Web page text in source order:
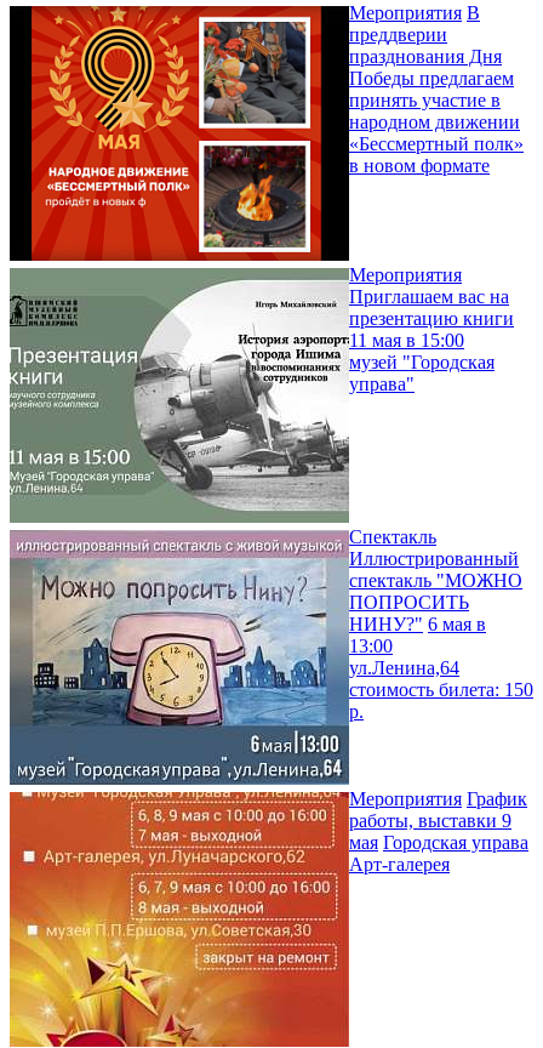
Мероприятия В
преддверии
празднования Дня
Победы предлагаем
принять участие в
народном движении
«Бессмертный полк»
в новом формате
Мероприятия
Приглашаем вас на
презентацию книги
11 мая в 15:00
музей "Городская
управа"
Спектакль
Иллюстрированный
спектакль "МОЖНО
ПОПРОСИТЬ
НИНУ?" 6 мая в
13:00
ул.Ленина,64
стоимость билета: 150
р.
Мероприятия График
работы, выставки 9
мая Городская управа
Арт-галерея